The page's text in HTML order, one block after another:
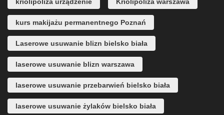
kurs makijażu permanentnego Poznań
Laserowe usuwanie blizn bielsko biała
laserowe usuwanie blizn warszawa
laserowe usuwanie przebarwień bielsko biała
laserowe usuwanie żylaków bielsko biała